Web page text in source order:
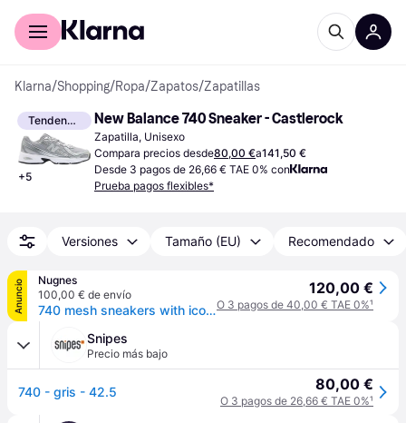
Comprar con Klarna
Klarna/Shopping/Ropa/Zapatos/Zapatillas
Tendencia
+5
New Balance 740 Sneaker - Castlerock
Zapatilla, Unisexo
Compara precios desde80,00 €a141,50 €
Desde 3 pagos de 26,66 € TAE 0% con
Prueba pagos flexibles*
Versiones Tamaño (EU) Recomendado
Anuncio
Nugnes
100,00 € de envío
740 mesh sneakers with iconic contrasting side logo - NEW BALANCE - gender_Unisex
120,00 €
O 3 pagos de 40,00 € TAE 0%¹
Snipes
Precio más bajo
740 - gris - 42.5 80,00 €
O 3 pagos de 26,66 € TAE 0%¹